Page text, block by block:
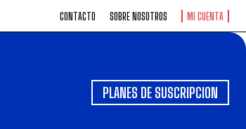
CONTACTO SOBRE NOSOTROS MI CUENTA
PLANES DE SUSCRIPCION